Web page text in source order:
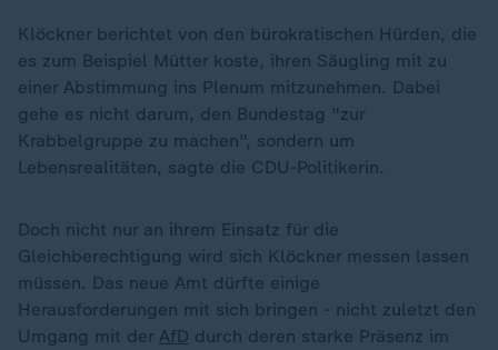
Klöckner berichtet von den bürokratischen Hürden, die
es zum Beispiel Mütter koste, ihren Säugling mit zu
einer Abstimmung ins Plenum mitzunehmen. Dabei
gehe es nicht darum, den Bundestag "zur
Krabbelgruppe zu machen", sondern um
Lebensrealitäten, sagte die CDU-Politikerin.
Doch nicht nur an ihrem Einsatz für die
Gleichberechtigung wird sich Klöckner messen lassen
müssen. Das neue Amt dürfte einige
Herausforderungen mit sich bringen - nicht zuletzt den
Umgang mit der AfD durch deren starke Präsenz im